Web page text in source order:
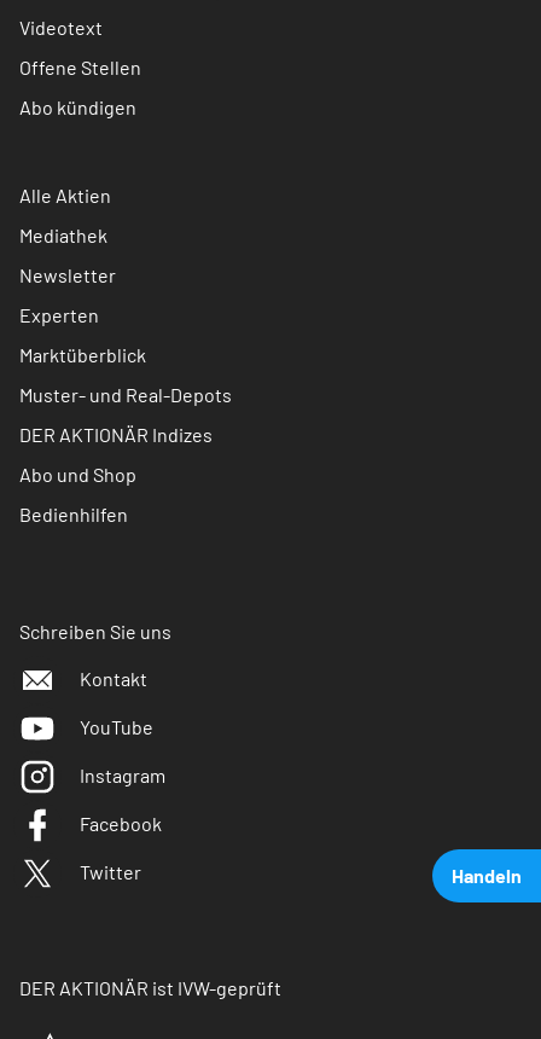
Handeln
Videotext
Offene Stellen
Abo kündigen
Alle Aktien
Mediathek
Newsletter
Experten
Marktüberblick
Muster- und Real-Depots
DER AKTIONÄR Indizes
Abo und Shop
Bedienhilfen
Schreiben Sie uns
Kontakt
YouTube
Instagram
Facebook
Twitter
DER AKTIONÄR ist IVW-geprüft